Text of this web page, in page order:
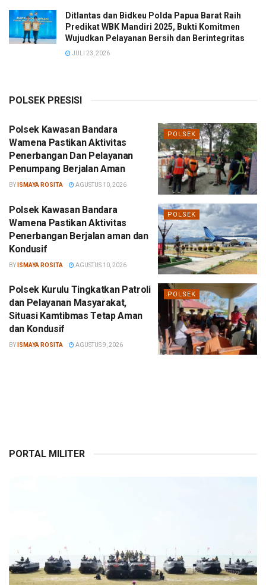
Ditlantas dan Bidkeu Polda Papua Barat Raih
Predikat WBK Mandiri 2025, Bukti Komitmen
Wujudkan Pelayanan Bersih dan Berintegritas
JULI 23, 2026
POLSEK PRESISI
POLSEK
Polsek Kawasan Bandara
Wamena Pastikan Aktivitas
Penerbangan Dan Pelayanan
Penumpang Berjalan Aman
BY ISMAYA ROSITA AGUSTUS 10, 2026
POLSEK
Polsek Kawasan Bandara
Wamena Pastikan Aktivitas
Penerbangan Berjalan aman dan
Kondusif
BY ISMAYA ROSITA AGUSTUS 10, 2026
POLSEK
Polsek Kurulu Tingkatkan Patroli
dan Pelayanan Masyarakat,
Situasi Kamtibmas Tetap Aman
dan Kondusif
BY ISMAYA ROSITA AGUSTUS 9, 2026
PORTAL MILITER